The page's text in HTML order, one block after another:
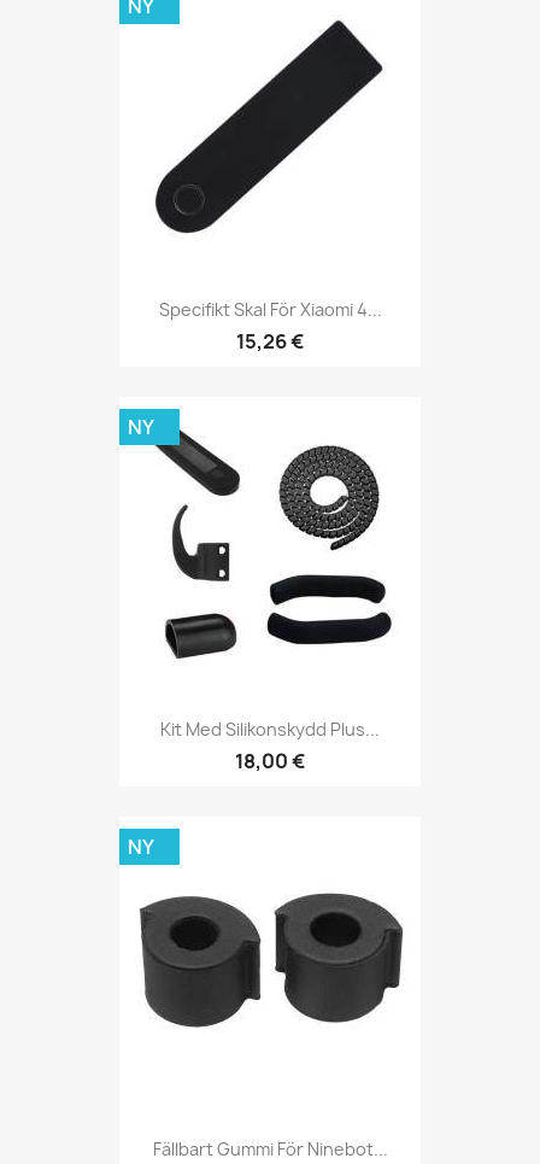
Specifikt Skal För Xiaomi 4...
15,26 €
NY
Kit Med Silikonskydd Plus...
18,00 €
NY
Fällbart Gummi För Ninebot...
NY